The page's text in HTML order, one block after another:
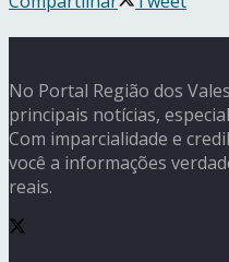
No Portal Região dos
principais notícias,
Com imparcialidade e
você a informações
reais.